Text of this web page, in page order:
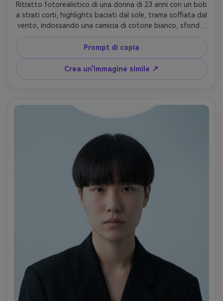
Ritratto fotorealistico di una donna di 23 anni con un bob
a strati corti, highlights baciati dal sole, trama soffiata dal
vento, indossando una camicia di cotone bianco, sfondo
della spiaggia, luce solare naturale brillante con
riempimento del riflettore, Sony A7III, 85mm f/1.8, primo
piano con bokeh orizzonte, umore estivo spensierato,
trama realistica della pelle e flyaways, messa a fuoco
nitida, alta risoluzione, colore naturale vivace
Prompt di copia
Crea un'immagine simile ↗